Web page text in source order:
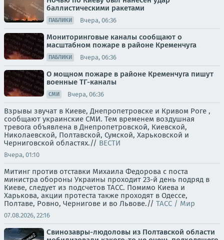
баллистическими ракетами
ПАБЛИКИ Вчера, 06:36
Мониторинговые каналы сообщают о
масштабном пожаре в районе Кременчуга
ПАБЛИКИ Вчера, 06:36
О мощном пожаре в районе Кременчуга пишут
военные ТГ-каналы
СМИ Вчера, 06:36
Взрывы звучат в Киеве, Днепропетровске и Кривом Роге ,
сообщают украинские СМИ. Тем временем воздушная
тревога объявлена в Днепропетровской, Киевской,
Николаевской, Полтавской, Сумской, Харьковской и
Черниговской областях.// ВЕСТИ
Вчера, 01:10
Митинг против отставки Михаила Федорова с поста
министра обороны Украины проходит 23-й день подряд в
Киеве, следует из подсчетов ТАСС. Помимо Киева и
Харькова, акции протеста также проходят в Одессе,
Полтаве, Ровно, Чернигове и во Львове.// ТАСС / Мир
07.08.2026, 22:16
Свинозавры-людоловы из Полтавской области